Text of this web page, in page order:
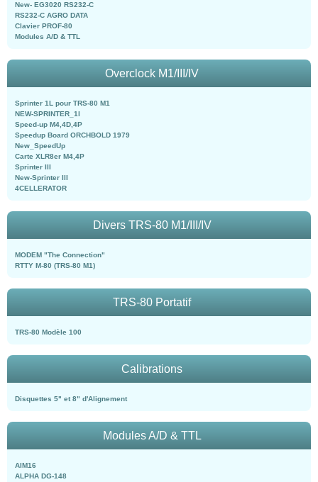
New- EG3020 RS232-C
RS232-C AGRO DATA
Clavier PROF-80
Modules A/D & TTL
Overclock M1/III/IV
Sprinter 1L pour TRS-80 M1
NEW-SPRINTER_1l
Speed-up M4,4D,4P
Speedup Board ORCHBOLD 1979
New_SpeedUp
Carte XLR8er M4,4P
Sprinter III
New-Sprinter III
4CELLERATOR
Divers TRS-80 M1/III/IV
MODEM "The Connection"
RTTY M-80 (TRS-80 M1)
TRS-80 Portatif
TRS-80 Modèle 100
Calibrations
Disquettes 5" et 8" d'Alignement
Modules A/D & TTL
AIM16
ALPHA DG-148